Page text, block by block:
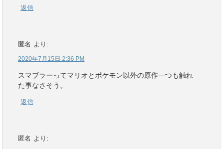
返信
匿名 より:
2020年7月15日 2:36 PM
スマブラーってマリオとポケモン以外の原作一つも触れ
た事なさそう。
返信
匿名 より: